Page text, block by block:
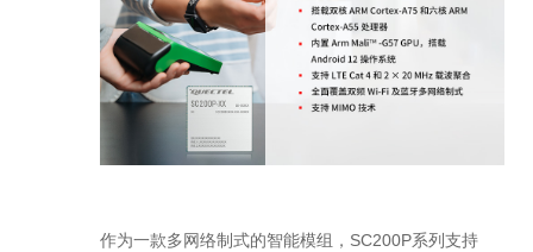
作为一款多网络制式的智能模组，SC200P系列支持